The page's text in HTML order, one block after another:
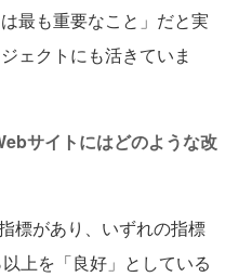
最も重要なこと」だと実
ェクトにも活きていま
サイトにはどのような改
標があり、いずれの指標
上を「良好」としている